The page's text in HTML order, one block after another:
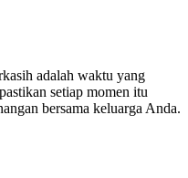
adalah waktu yang
setiap momen itu
bersama keluarga Anda.